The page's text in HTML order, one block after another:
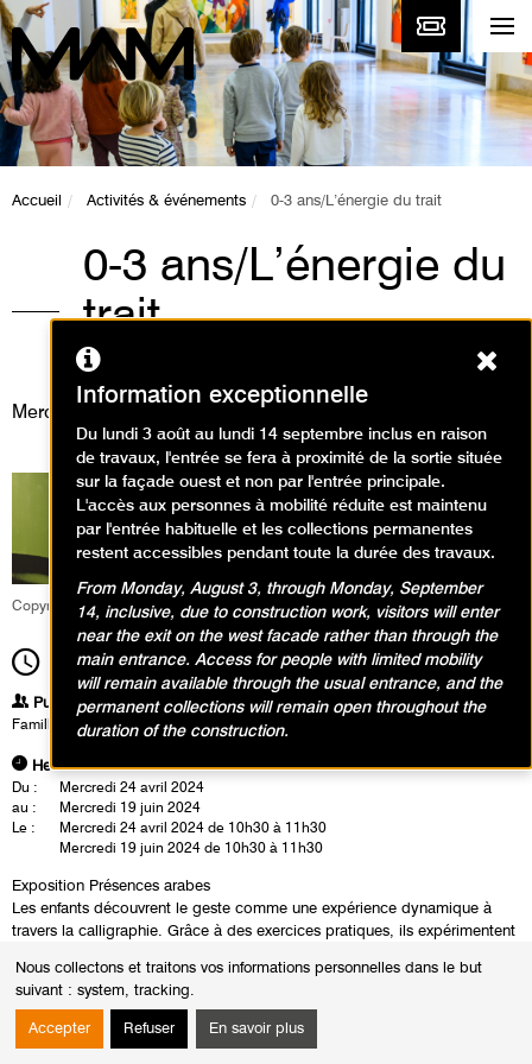
Nous collectons et traitons vos informations personnelles dans le but
suivant : system, tracking.
Accepter Refuser En savoir plus
Accueil Activités & événements 0-3 ans/L’énergie du trait
0-3 ans/L’énergie du
trait
Animations / Baby visite
Mercredi 24 avril 2024
Copyright Service pédagogique et culturel
10h30Durée1h00
Publics
Famille
Heures
Du :
Mercredi 24 avril 2024
au :
Mercredi 19 juin 2024
Le :
Mercredi 24 avril 2024 de 10h30 à 11h30
Mercredi 19 juin 2024 de 10h30 à 11h30
Exposition Présences arabes
Les enfants découvrent le geste comme une expérience dynamique à
travers la calligraphie. Grâce à des exercices pratiques, ils expérimentent
Avant la marche : porte bébé obligatoire
Pour les poussettes : un vestiaire est à disposition pour les déposer
avant la visite
Information exceptionnelle
Du lundi 3 août au lundi 14 septembre inclus en raison
de travaux, l'entrée se fera à proximité de la sortie située
sur la façade ouest et non par l'entrée principale.
L'accès aux personnes à mobilité réduite est maintenu
par l'entrée habituelle et les collections permanentes
restent accessibles pendant toute la durée des travaux.
From Monday, August 3, through Monday, September
14, inclusive, due to construction work, visitors will enter
near the exit on the west facade rather than through the
main entrance. Access for people with limited mobility
will remain available through the usual entrance, and the
permanent collections will remain open throughout the
duration of the construction.